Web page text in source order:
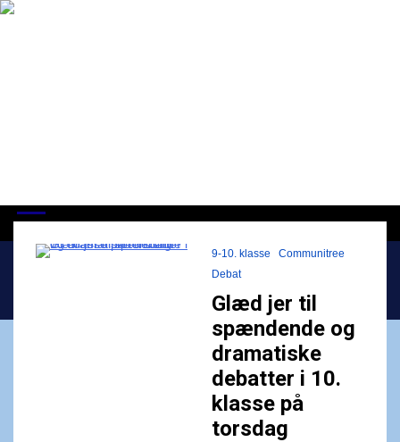
Skip
9-10. klasse
Communitree
Debat
Glæd jer til
spændende og
dramatiske
debatter i 10.
klasse på
torsdag